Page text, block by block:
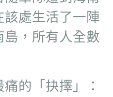
處生活了一陣
，所有人全數
的「抉擇」：